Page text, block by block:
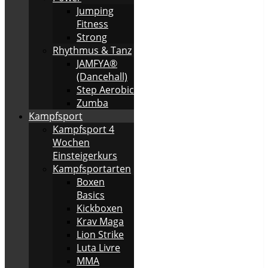
Jumping
Fitness
Strong
Rhythmus & Tanz
JAMFYA®
(Dancehall)
Step Aerobic
Zumba
Kampfsport
Kampfsport 4
Wochen
Einsteigerkurs
Kampfsportarten
Boxen
Basics
Kickboxen
Krav Maga
Lion Strike
Luta Livre
MMA